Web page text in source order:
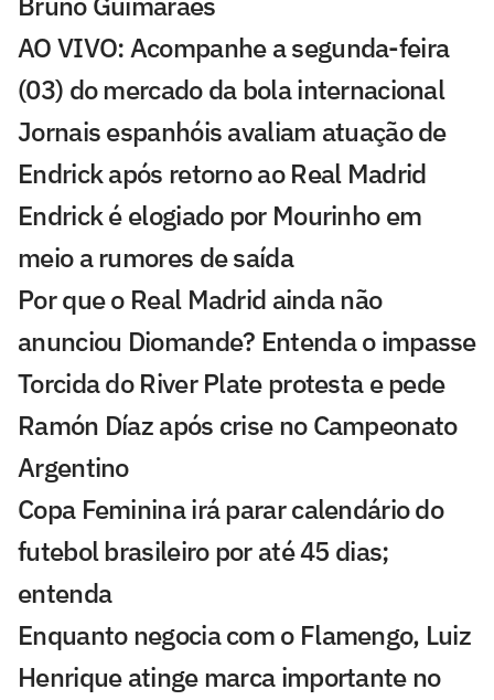
AO VIVO: Acompanhe a segunda-feira
(03) do mercado da bola internacional
Jornais espanhóis avaliam atuação de
Endrick após retorno ao Real Madrid
Endrick é elogiado por Mourinho em
meio a rumores de saída
Por que o Real Madrid ainda não
anunciou Diomande? Entenda o impasse
Torcida do River Plate protesta e pede
Ramón Díaz após crise no Campeonato
Argentino
Copa Feminina irá parar calendário do
futebol brasileiro por até 45 dias;
entenda
Enquanto negocia com o Flamengo, Luiz
Henrique atinge marca importante no